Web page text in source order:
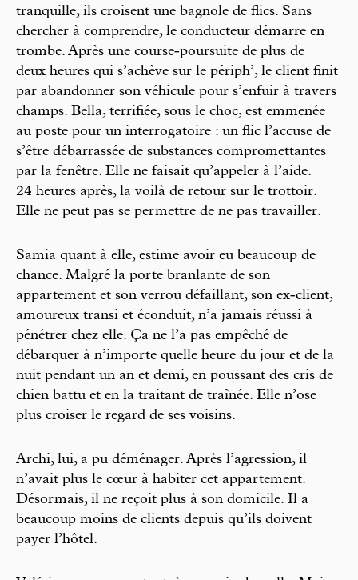
tranquille, ils croisent une bagnole de flics. Sans
chercher à comprendre, le conducteur démarre en
trombe. Après une course-poursuite de plus de
deux heures qui s’achève sur le périph’, le client finit
par abandonner son véhicule pour s’enfuir à travers
champs. Bella, terrifiée, sous le choc, est emmenée
au poste pour un interrogatoire : un flic l’accuse de
s’être débarrassée de substances compromettantes
par la fenêtre. Elle ne faisait qu’appeler à l’aide.
24 heures après, la voilà de retour sur le trottoir.
Elle ne peut pas se permettre de ne pas travailler.
Samia quant à elle, estime avoir eu beaucoup de
chance. Malgré la porte branlante de son
appartement et son verrou défaillant, son ex-client,
amoureux transi et éconduit, n’a jamais réussi à
pénétrer chez elle. Ça ne l’a pas empêché de
débarquer à n’importe quelle heure du jour et de la
nuit pendant un an et demi, en poussant des cris de
chien battu et en la traitant de traînée. Elle n’ose
plus croiser le regard de ses voisins.
Archi, lui, a pu déménager. Après l’agression, il
n’avait plus le cœur à habiter cet appartement.
Désormais, il ne reçoit plus à son domicile. Il a
beaucoup moins de clients depuis qu’ils doivent
payer l’hôtel.